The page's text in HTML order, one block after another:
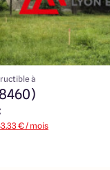
à
€ / mois